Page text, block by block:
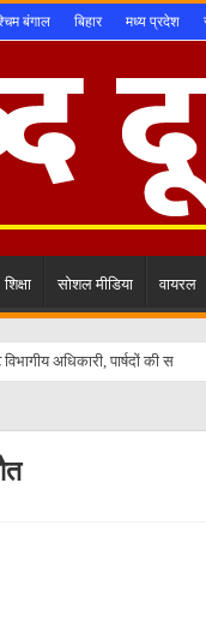
बंगाल बिहार मध्य प्रदेश
शिक्षा सोशल मीडिया वायरल
अधिकारी, पार्षदों की